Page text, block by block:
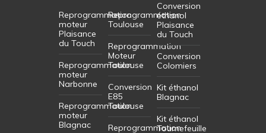
Reprogrammation
moteur
Plaisance
du Touch
Reprogrammation
moteur
Narbonne
Reprogrammation
moteur
Blagnac
Reprogrammation
Toulouse
Reprogrammation
Moteur
Toulouse
Conversion
E85
Toulouse
Reprogrammation
Conversion
éthanol
Plaisance
du Touch
Conversion
Colomiers
Kit éthanol
Blagnac
Kit éthanol
Tournefeuille